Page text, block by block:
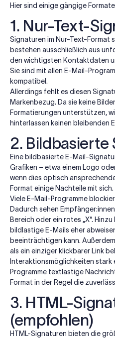
Hier sind einige gängige
1. Nur-Text-
Signaturen im Nur-Text-Format
bestehen ausschließlich aus
den wichtigsten Kontaktdaten
Sie sind mit allen E-Mail-
kompatibel.
Allerdings fehlt es diesen
Markenbezug. Da sie keine
Formatierungen unterstützen,
hinterlassen keinen bleibenden
2. Bildbasierte
Eine bildbasierte E-Mail-
Grafiken – etwa einem Logo
wenn dies optisch
Format einige Nachteile mit sich.
Viele E-Mail-Programme
Dadurch sehen
Bereich oder ein rotes „X“.
bildlastige E-Mails eher
beeinträchtigen kann.
als ein einziger klickbarer Link
Interaktionsmöglichkeiten stark
Programme textlastige
Format in der Regel die
3. HTML-
(empfohlen)
HTML-Signaturen bieten die